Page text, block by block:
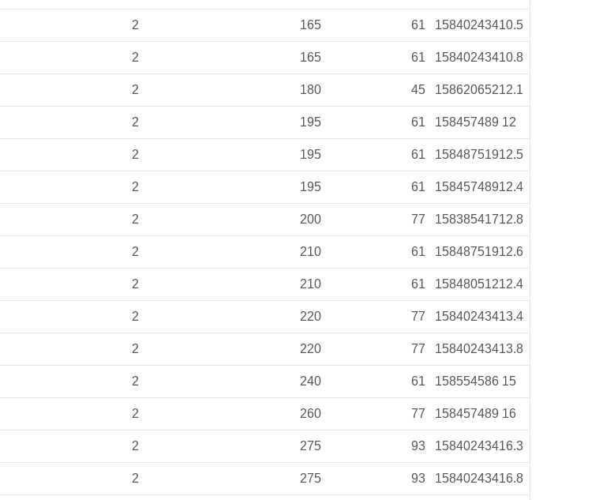
2 165 61 15840243410.5
2 165 61 15840243410.8
2 180 45 15862065212.1
2 195 61 158457489 12
2 195 61 15848751912.5
2 195 61 15845748912.4
2 200 77 15838541712.8
2 210 61 15848751912.6
2 210 61 15848051212.4
2 220 77 15840243413.4
2 220 77 15840243413.8
2 240 61 158554586 15
2 260 77 158457489 16
2 275 93 15840243416.3
2 275 93 15840243416.8